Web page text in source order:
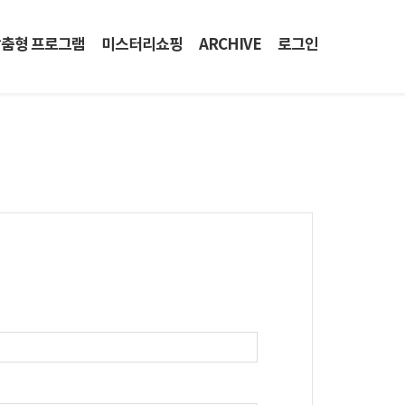
형 프로그램 미스터리쇼핑 ARCHIVE 로그인